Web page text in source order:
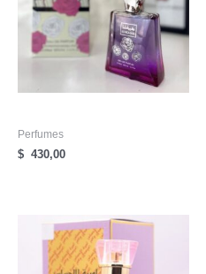
Perfumes
$ 430,00